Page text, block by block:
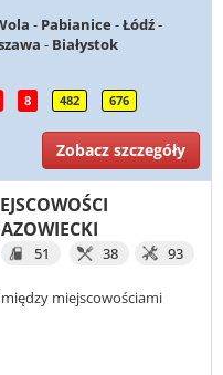
- Pabianice -Łódź-
- Białystok
8 482 676
Zobacz szczegóły
51 38 93
między miejscowościami